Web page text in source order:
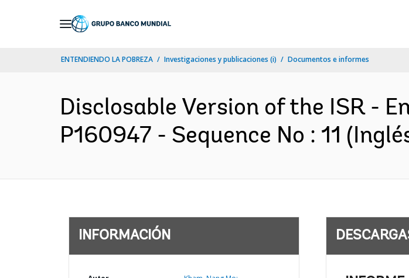
ENTENDIENDO LA POBREZA Investigaciones y publicaciones (i) Documentos e informes
Disclosable Version of the ISR -
P160947 - Sequence No : 11
INFORMACIÓN